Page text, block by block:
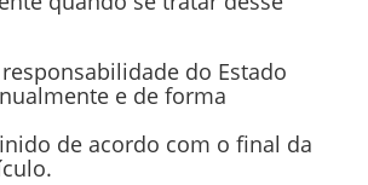
do Estado
e de forma
de acordo com o final da